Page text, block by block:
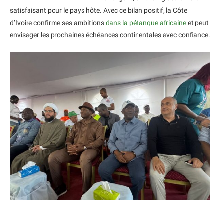
satisfaisant pour le pays hôte. Avec ce bilan positif, la Côte
d’Ivoire confirme ses ambitionsdans la pétanque africaineet peut
envisager les prochaines échéances continentales avec confiance.